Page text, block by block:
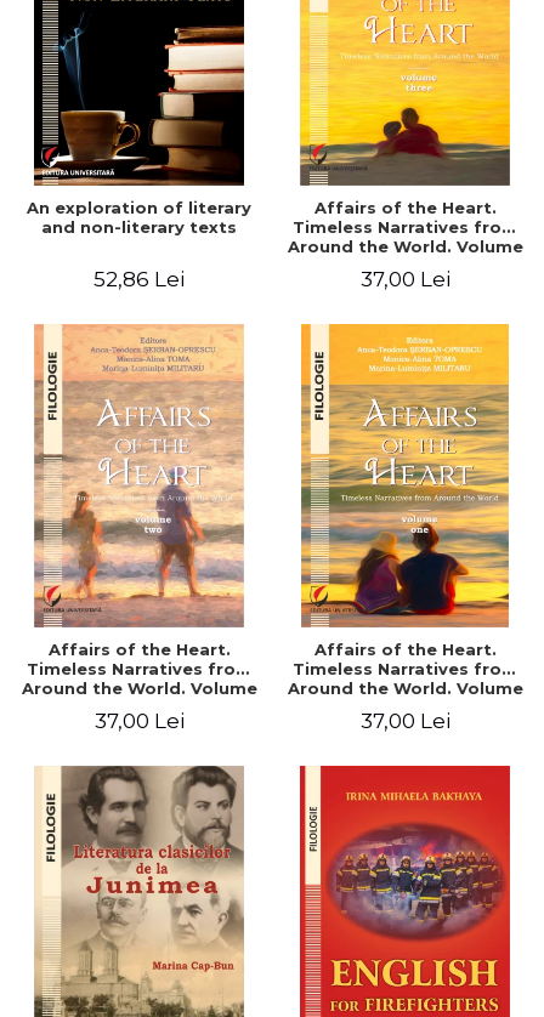
An exploration of literary
and non-literary texts
52,86 Lei
Affairs of the Heart.
Timeless Narratives from
Around the World. Volume
37,00 Lei
Affairs of the Heart.
Timeless Narratives from
Around the World. Volume
37,00 Lei
Affairs of the Heart.
Timeless Narratives from
Around the World. Volume
37,00 Lei